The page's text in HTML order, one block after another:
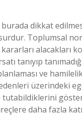
burada dikkat
Toplumsal
alacakları
tanıyıp
ve
üzerindeki
tutabildiklerini
daha fazla